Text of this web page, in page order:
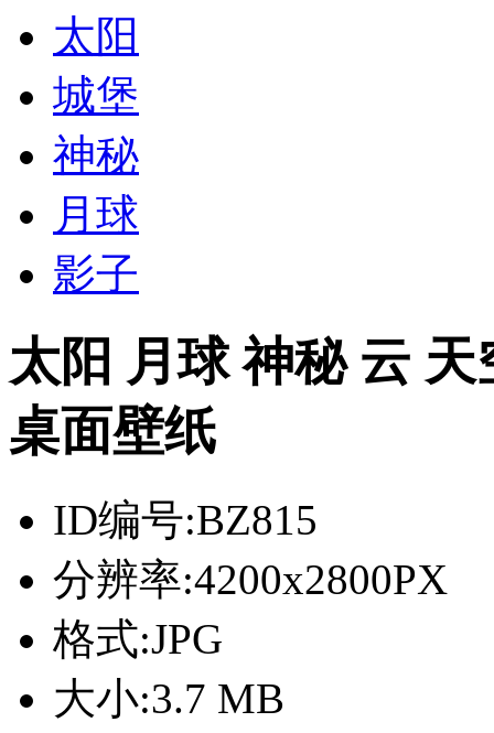
太阳
城堡
神秘
月球
影子
太阳 月球 神秘 云
桌面壁纸
ID编号:BZ815
分辨率:4200x2800PX
格式:JPG
大小:3.7 MB